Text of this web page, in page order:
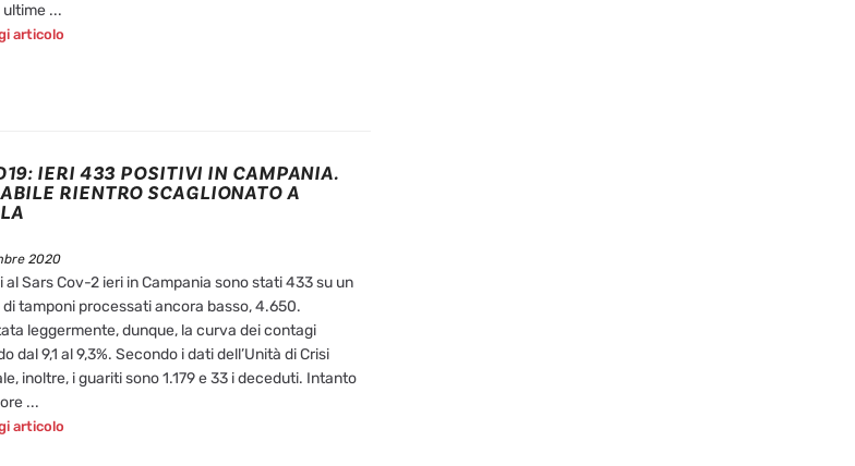
...
articolo
IERI 433 POSITIVI IN CAMPANIA.
RIENTRO SCAGLIONATO A
2020
al Sars Cov-2 ieri in Campania sono stati 433 su un
di tamponi processati ancora basso, 4.650.
leggermente, dunque, la curva dei contagi
dal 9,1 al 9,3%. Secondo i dati dell’Unità di Crisi
inoltre, i guariti sono 1.179 e 33 i deceduti. Intanto
...
articolo